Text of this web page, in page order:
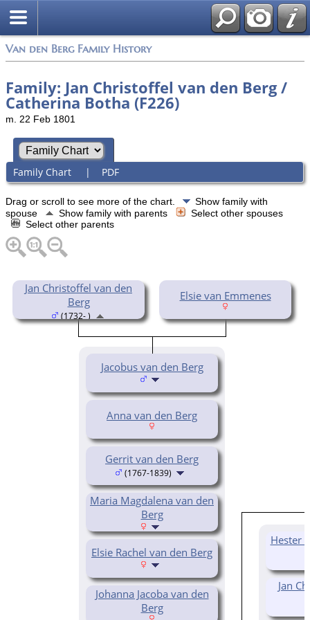
Van den Berg Family History
Family: Jan Christoffel van den Berg /
Catherina Botha (F226)
m. 22 Feb 1801
Family Chart | PDF
Drag or scroll to see more of the chart.
Show family with
spouse
Show family with parents
Select other spouses
Select other parents
Jan Christoffel van den
Berg
(1732- )
Elsie van Emmenes
Jacobus van den Berg
Anna van den Berg
Gerrit van den Berg
(1767-1839)
Maria Magdalena van den
Berg
Elsie Rachel van den Berg
Johanna Jacoba van den
Berg
Hester
Jan